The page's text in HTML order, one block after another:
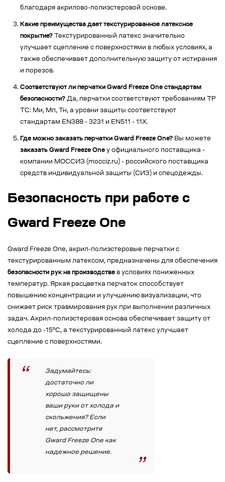
благодаря акрилово-полиэстеровой основе.
Какие преимущества дает текстурированное латексное
покрытие? Текстурированный латекс значительно
улучшает сцепление с поверхностями в любых условиях, а
также обеспечивает дополнительную защиту от истирания
и порезов.
Соответствуют ли перчатки Gward Freeze One стандартам
безопасности? Да, перчатки соответствуют требованиям ТР
ТС: Ми, Мп, Тн, а уровни защиты соответствуют
стандартам EN388 - 3231 и EN511 - 11X.
Где можно заказать перчатки Gward Freeze One? Вы можете
заказать Gward Freeze One у официального поставщика -
компании МОССИЗ (mocciz.ru) - российского поставщика
средств индивидуальной защиты (СИЗ) и спецодежды.
Безопасность при работе с
Gward Freeze One
Gward Freeze One, акрил-полиэстеровые перчатки с
текстурированным латексом, предназначены для обеспечения
безопасности рук на производстве в условиях пониженных
температур. Яркая расцветка перчаток способствует
повышению концентрации и улучшению визуализации, что
снижает риск травмирования рук при выполнении различных
задач. Акрил-полиэстеровая основа обеспечивает защиту от
холода до -15°C, а текстурированный латекс улучшает
сцепление с поверхностями.
Задумайтесь:
достаточно ли
хорошо защищены
ваши руки от холода и
скольжения? Если
нет, рассмотрите
Gward Freeze One как
надежное решение.